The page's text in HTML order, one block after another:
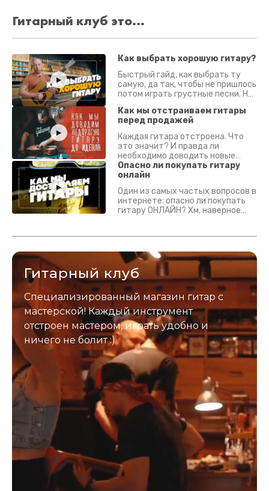
Гитарный клуб это...
Как выбрать хорошую гитару?
Быстрый гайд, как выбрать ту
самую, да так, чтобы не пришлось
потом играть грустные песни. На
Как мы отстраиваем гитары
перед продажей
Каждая гитара отстроена. Что
это значит? И правда ли
необходимо доводить новые
гитары? Если кратко - да.
Подробно - в видео :)
Опасно ли покупать гитару
онлайн
Один из самых частых вопросов в
интернете: опасно ли покупать
гитару ОНЛАЙН? Хм, наверное
застрахован. Случись что -
Гитарный клуб
Специализированный магазин гитар с
мастерской! Каждый инструмент
отстроен мастером, играть удобно и
ничего не болит :)